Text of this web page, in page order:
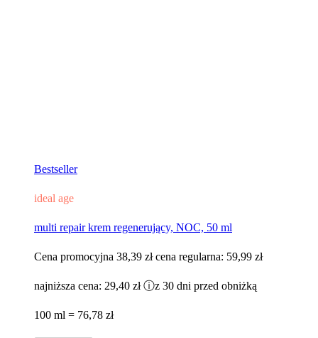
Bestseller
ideal age
multi repair krem regenerujący, NOC, 50 ml
Cena promocyjna 38,39 zł cena regularna: 59,99 zł
najniższa cena: 29,40 zł ⓘz 30 dni przed obniżką
100 ml = 76,78 zł